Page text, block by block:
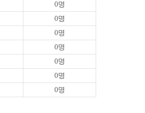
0명
0명
0명
0명
0명
0명
0명